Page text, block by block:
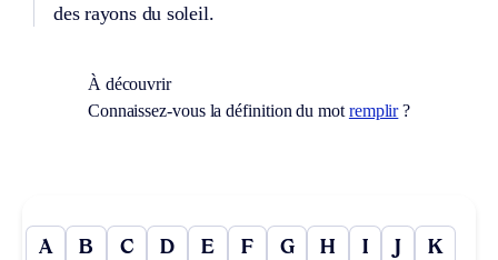
des rayons du soleil.
À découvrir
Connaissez-vous la définition du mot remplir?
A B C D E F G H I J K